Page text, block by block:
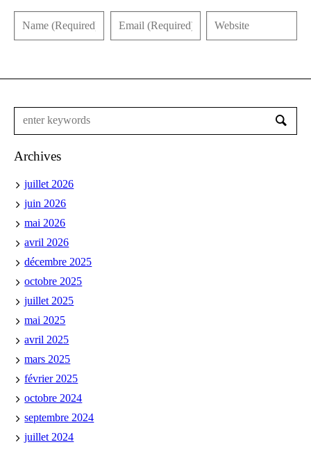
Archives
juillet 2026
juin 2026
mai 2026
avril 2026
décembre 2025
octobre 2025
juillet 2025
mai 2025
avril 2025
mars 2025
février 2025
octobre 2024
septembre 2024
juillet 2024